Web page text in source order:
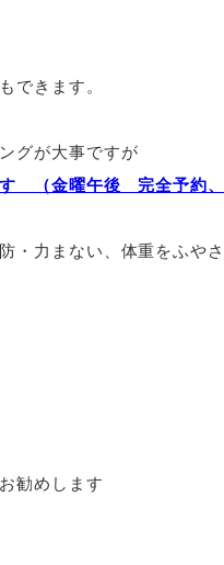
できます。
グが大事ですが
（金曜午後 完全予約、
・力まない、体重をふや
勧めします